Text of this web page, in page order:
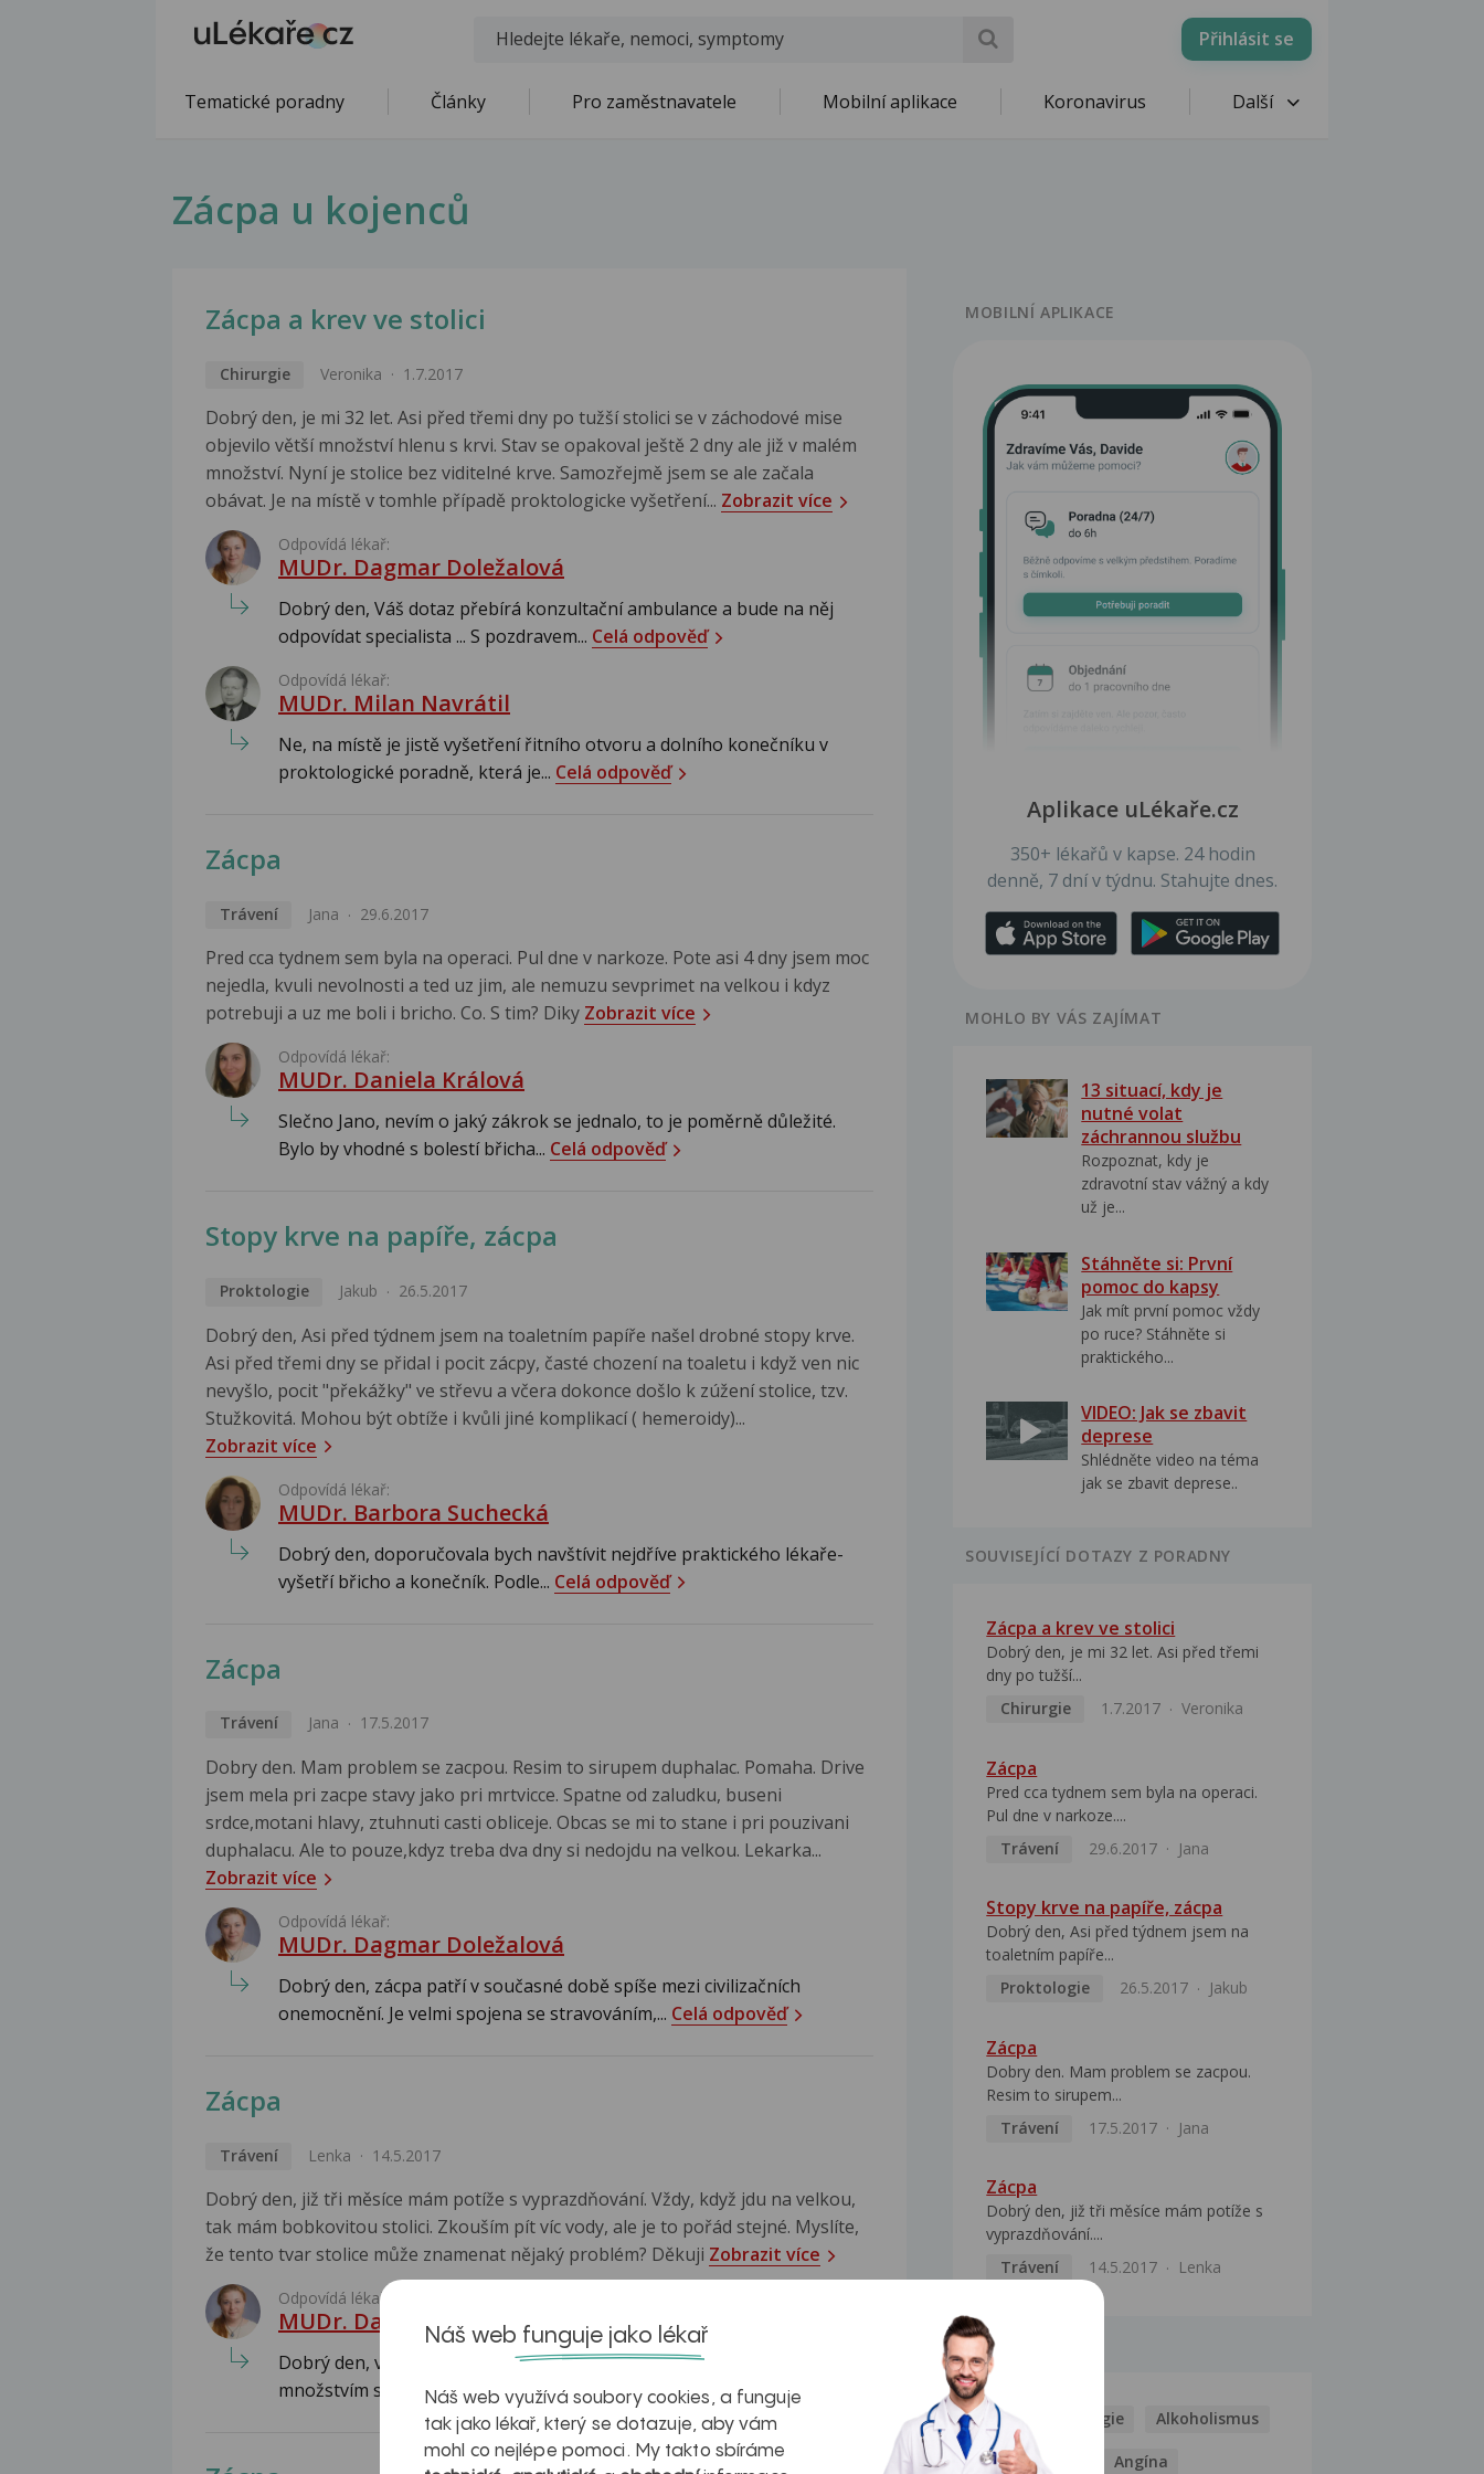
Přihlásit se
Tematické poradny Články Pro zaměstnavatele Mobilní aplikace Koronavirus Další
Zácpa u kojenců
Zácpa a krev ve stolici
Chirurgie Veronika 1.7.2017
Dobrý den, je mi 32 let. Asi před třemi dny po tužší stolici se v záchodové mise
objevilo větší množství hlenu s krvi. Stav se opakoval ještě 2 dny ale již v malém
množství. Nyní je stolice bez viditelné krve. Samozřejmě jsem se ale začala
obávat. Je na místě v tomhle případě proktologicke vyšetření... Zobrazit více
Odpovídá lékař:
MUDr. Dagmar Doležalová
Dobrý den, Váš dotaz přebírá konzultační ambulance a bude na něj
odpovídat specialista ... S pozdravem... Celá odpověď
Odpovídá lékař:
MUDr. Milan Navrátil
Ne, na místě je jistě vyšetření řitního otvoru a dolního konečníku v
proktologické poradně, která je... Celá odpověď
Zácpa
Trávení Jana 29.6.2017
Pred cca tydnem sem byla na operaci. Pul dne v narkoze. Pote asi 4 dny jsem moc
nejedla, kvuli nevolnosti a ted uz jim, ale nemuzu sevprimet na velkou i kdyz
potrebuji a uz me boli i bricho. Co. S tim? Diky Zobrazit více
Odpovídá lékař:
MUDr. Daniela Králová
Slečno Jano, nevím o jaký zákrok se jednalo, to je poměrně důležité.
Bylo by vhodné s bolestí břicha... Celá odpověď
Stopy krve na papíře, zácpa
Proktologie Jakub 26.5.2017
Dobrý den, Asi před týdnem jsem na toaletním papíře našel drobné stopy krve.
Asi před třemi dny se přidal i pocit zácpy, časté chození na toaletu i když ven nic
nevyšlo, pocit "překážky" ve střevu a včera dokonce došlo k zúžení stolice, tzv.
Stužkovitá. Mohou být obtíže i kvůli jiné komplikací ( hemeroidy)...
Zobrazit více
Odpovídá lékař:
MUDr. Barbora Suchecká
Dobrý den, doporučovala bych navštívit nejdříve praktického lékaře-
vyšetří břicho a konečník. Podle... Celá odpověď
Zácpa
Trávení Jana 17.5.2017
Dobry den. Mam problem se zacpou. Resim to sirupem duphalac. Pomaha. Drive
jsem mela pri zacpe stavy jako pri mrtvicce. Spatne od zaludku, buseni
srdce,motani hlavy, ztuhnuti casti obliceje. Obcas se mi to stane i pri pouzivani
duphalacu. Ale to pouze,kdyz treba dva dny si nedojdu na velkou. Lekarka...
Zobrazit více
Odpovídá lékař:
MUDr. Dagmar Doležalová
Dobrý den, zácpa patří v současné době spíše mezi civilizačních
onemocnění. Je velmi spojena se stravováním,... Celá odpověď
Zácpa
Trávení Lenka 14.5.2017
Dobrý den, již tři měsíce mám potíže s vyprazdňování. Vždy, když jdu na velkou,
tak mám bobkovitou stolici. Zkouším pít víc vody, ale je to pořád stejné. Myslíte,
že tento tvar stolice může znamenat nějaký problém? Děkuji Zobrazit více
Odpovídá lékař:
MUDr. Dagmar Doležalová
Dobrý den, vyprazdňování souvisí nejen s pitným režimem, ale také s
množstvím stravy a dostatečností... Celá odpověď
MOBILNÍ APLIKACE
Aplikace uLékaře.cz
350+ lékařů v kapse. 24 hodin
denně, 7 dní v týdnu. Stahujte dnes.
MOHLO BY VÁS ZAJÍMAT
13 situací, kdy je
nutné volat
záchrannou službu
Rozpoznat, kdy je
zdravotní stav vážný a kdy
už je...
Stáhněte si: První
pomoc do kapsy
Jak mít první pomoc vždy
po ruce? Stáhněte si
praktického...
VIDEO: Jak se zbavit
deprese
Shlédněte video na téma
jak se zbavit deprese..
SOUVISEJÍCÍ DOTAZY Z PORADNY
Zácpa a krev ve stolici
Dobrý den, je mi 32 let. Asi před třemi
dny po tužší...
Chirurgie
1.7.2017 Veronika
Zácpa
Pred cca tydnem sem byla na operaci.
Pul dne v narkoze....
Trávení
29.6.2017 Jana
Stopy krve na papíře, zácpa
Dobrý den, Asi před týdnem jsem na
toaletním papíře...
Proktologie
26.5.2017 Jakub
Zácpa
Dobry den. Mam problem se zacpou.
Resim to sirupem...
Trávení
17.5.2017 Jana
Zácpa
Dobrý den, již tři měsíce mám potíže s
vyprazdňování....
Trávení
14.5.2017 Lenka
NEMOCI
Kašel Alergie Alkoholismus
Analgetika Angína
Náš web funguje jako lékař
Náš web využívá soubory cookies, a funguje
tak jako lékař, který se dotazuje, aby vám
mohl co nejlépe pomoci. My takto sbíráme